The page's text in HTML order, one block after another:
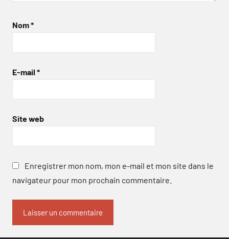
Nom*
E-mail *
Site web
Enregistrer mon nom, mon e-mail et mon site dans le
navigateur pour mon prochain commentaire.